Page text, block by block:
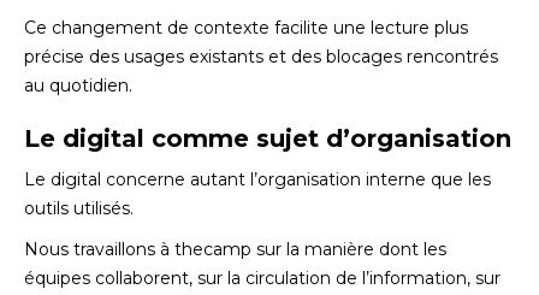
Ce changement de contexte facilite une lecture plus
précise des usages existants et des blocages rencontrés
au quotidien.
Le digital comme sujet d’organisation
Le digital concerne autant l’organisation interne que les
outils utilisés.
Nous travaillons à thecamp sur la manière dont les
équipes collaborent, sur la circulation de l’information, sur